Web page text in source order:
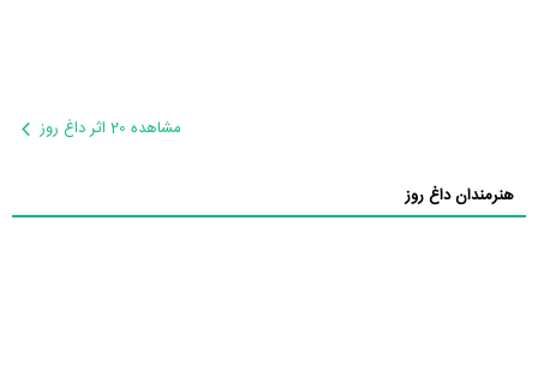
مشاهده 20 اثر داغ روز
هنرمندان داغ روز